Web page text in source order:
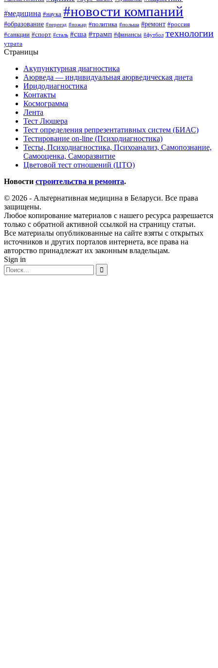
#медицина #наука #новости компаний
#образование #переезд #пожар #политика #польша #ремонт #россия
#санкции #спорт #сталь #сша #трамп #финансы #футбол технологии
утрата
Страницы
Акупунктурная диагностика
Аюрведа — индивидуальная аюрведическая диета
Иридодиагностика
Контакты
Космограмма
Лента
Тест Люшера
Тест определения репрезентативных систем (БИАС)
Тестирование on-line (Психодиагностика)
Тесты, Психодиагностика, Психоанализ, Самопознание,
Самооценка, Саморазвитие
Цветовой тест отношений (ЦТО)
Новости строительства и ремонта.
© 2026 - Альтернативная медицина в Беларуси. Все права
защищены.
Любое копирование материалов с нашего ресурса разрешается
только с обратной активной ссылкой на страницу статьи.
Все материалы опубликованные на сайте взяты с открытых
источников и других порталов интернета, все права на
авторство принадлежат их законным владельцам.
Sign in